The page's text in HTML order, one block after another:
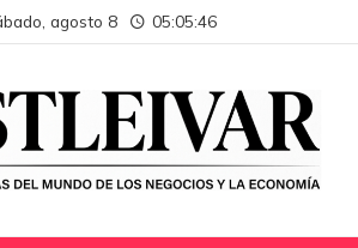
agosto 8 05:05:47